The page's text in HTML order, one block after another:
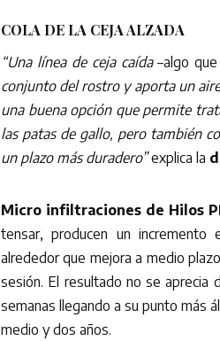
COLA DE LA CEJA ALZADA
“Una línea de ceja caída–algo
conjunto del rostro y aporta un
una buena opción que permite
las patas de gallo, pero también
un plazo más duradero”explica la
Micro infiltraciones de Hilos
tensar, producen un
alrededor que mejora a medio
sesión. El resultado no se aprecia
semanas llegando a su punto más
medio y dos años.